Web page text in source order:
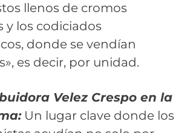
llenos de cromos
y los codiciados
donde se vendían
es decir, por unidad.
Velez Crespo en la
Un lugar clave donde los